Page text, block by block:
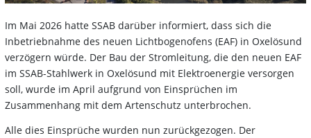
Im Mai 2026 hatte SSAB darüber informiert, dass sich die
Inbetriebnahme des neuen Lichtbogenofens (EAF) in Oxelösund
verzögern würde. Der Bau der Stromleitung, die den neuen EAF
im SSAB-Stahlwerk in Oxelösund mit Elektroenergie versorgen
soll, wurde im April aufgrund von Einsprüchen im
Zusammenhang mit dem Artenschutz unterbrochen.
Alle dies Einsprüche wurden nun zurückgezogen. Der